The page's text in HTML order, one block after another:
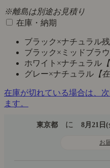
※離島は別途お見積り
在庫・納期
ブラック×ナチュラル
ブラック×ミッドブラ
ホワイト×ナチュラル
グレー×ナチュラル 【
在庫が切れている場合は、
ます。
東京都 に 8月21日(
お